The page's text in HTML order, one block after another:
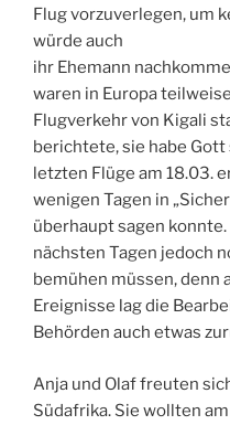
Flug vorzuverlegen, um
würde auch
ihr Ehemann
waren in Europa
Flugverkehr von Kigali
berichtete, sie habe
letzten Flüge am 18.03.
wenigen Tagen in
überhaupt sagen
nächsten Tagen jedoch
bemühen müssen, denn
Ereignisse lag die
Behörden auch etwas
Anja und Olaf freuten
Südafrika. Sie wollten